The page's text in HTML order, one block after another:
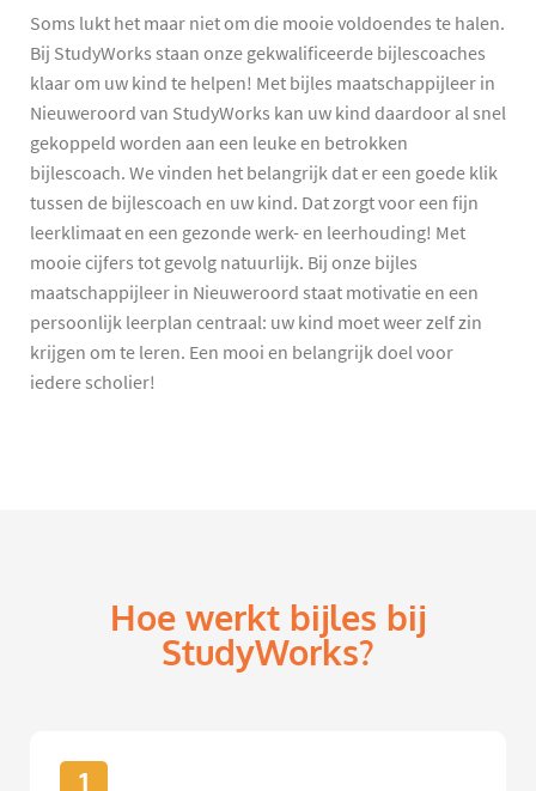
Soms lukt het maar niet om die mooie voldoendes te halen.
Bij StudyWorks staan onze gekwalificeerde bijlescoaches
klaar om uw kind te helpen! Met bijles maatschappijleer in
Nieuweroord van StudyWorks kan uw kind daardoor al snel
gekoppeld worden aan een leuke en betrokken
bijlescoach. We vinden het belangrijk dat er een goede klik
tussen de bijlescoach en uw kind. Dat zorgt voor een fijn
leerklimaat en een gezonde werk- en leerhouding! Met
mooie cijfers tot gevolg natuurlijk. Bij onze bijles
maatschappijleer in Nieuweroord staat motivatie en een
persoonlijk leerplan centraal: uw kind moet weer zelf zin
krijgen om te leren. Een mooi en belangrijk doel voor
iedere scholier!
Hoe werkt bijles bij
StudyWorks?